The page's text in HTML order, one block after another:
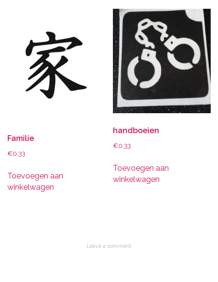
Familie
€0.33
Toevoegen aan
winkelwagen
handboeien
€0.33
Toevoegen aan
winkelwagen
Leave a comment